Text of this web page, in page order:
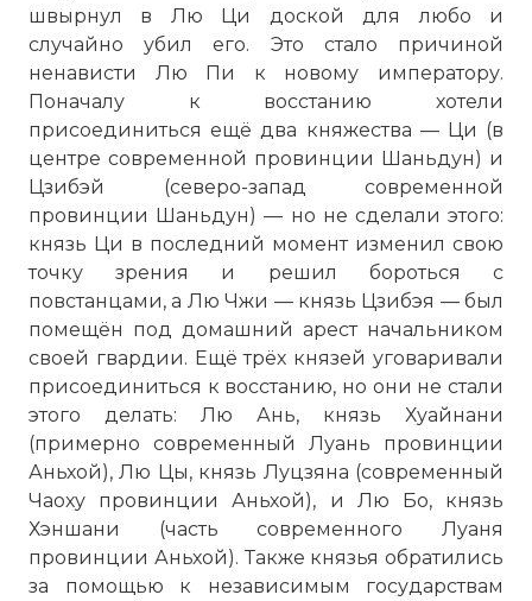
швырнул в Лю Ци доской для любо и
случайно убил его. Это стало причиной
ненависти Лю Пи к новому императору.
Поначалу к восстанию хотели
присоединиться ещё два княжества — Ци (в
центре современной провинции Шаньдун) и
Цзибэй (северо-запад современной
провинции Шаньдун) — но не сделали этого:
князь Ци в последний момент изменил свою
точку зрения и решил бороться с
повстанцами, а Лю Чжи — князь Цзибэя — был
помещён под домашний арест начальником
своей гвардии. Ещё трёх князей уговаривали
присоединиться к восстанию, но они не стали
этого делать: Лю Ань, князь Хуайнани
(примерно современный Луань провинции
Аньхой), Лю Цы, князь Луцзяна (современный
Чаоху провинции Аньхой), и Лю Бо, князь
Хэншани (часть современного Луаня
провинции Аньхой). Также князья обратились
за помощью к независимым государствам